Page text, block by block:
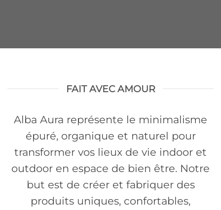
FAIT AVEC AMOUR
Alba Aura représente le minimalisme
épuré, organique et naturel pour
transformer vos lieux de vie indoor et
outdoor en espace de bien être. Notre
but est de créer et fabriquer des
produits uniques, confortables,